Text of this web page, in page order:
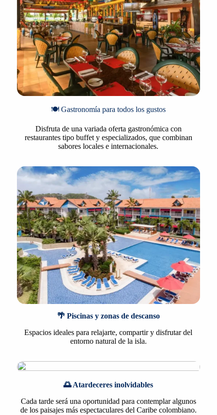
🍽️ Gastronomía para todos los gustos
Disfruta de una variada oferta gastronómica con
restaurantes tipo buffet y especializados, que combinan
sabores locales e internacionales.
🌴 Piscinas y zonas de descanso
Espacios ideales para relajarte, compartir y disfrutar del
entorno natural de la isla.
🌅 Atardeceres inolvidables
Cada tarde será una oportunidad para contemplar algunos
de los paisajes más espectaculares del Caribe colombiano.